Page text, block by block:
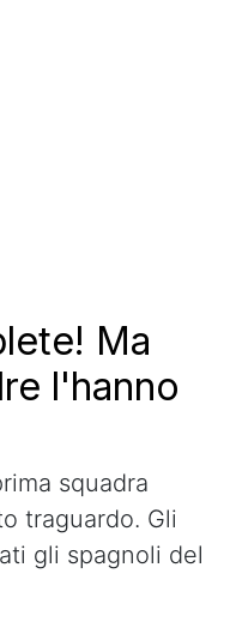
Ma
l'hanno
squadra
traguardo. Gli
gli spagnoli del